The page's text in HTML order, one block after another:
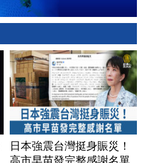
日本強震台灣挺身賑災！